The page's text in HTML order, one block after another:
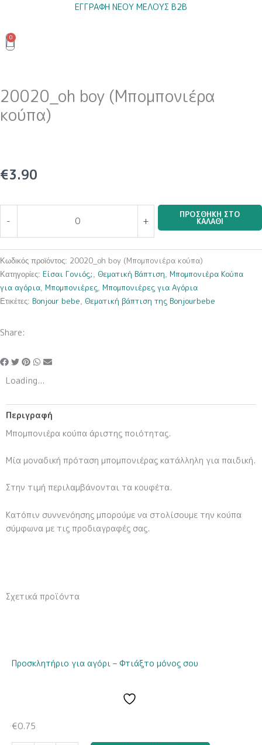
περιεχόμενο
ΕΓΓΡΑΦΗ ΝΕΟΥ ΜΕΛΟΥΣ B2B
0
Cart
20020_oh boy (Μπομπονιέρα
κούπα)
€3.90
-
boy
(Μπομπονιέρα
κούπα)
ποσότητα
+
ΠΡΟΣΘΉΚΗ ΣΤΟ
ΚΑΛΆΘΙ
Κωδικός προϊόντος: 20020_oh boy (Μπομπονιέρα κούπα)
Κατηγορίες: Είσαι Γονιός; Θεματική Βάπτιση Μπομπονιέρα Κούπα
για αγόρια Μπομπονιέρες Μπομπονιέρες για Αγόρια
Ετικέτες: Bonjour bebe Θεματική βάπτιση της Bonjourbebe
Share:
Loading...
Περιγραφή
Μπομπονιέρα κούπα άριστης ποιότητας.
Μία μοναδική πρόταση μπομπονιέρας κατάλληλη για παιδική.
Στην τιμή περιλαμβάνονται τα κουφέτα.
Κατόπιν συννενόησης μπορούμε να στολίσουμε την κούπα
σύμφωνα με τις προδιαγραφές σας.
Σχετικά προϊόντα
Προσκλητήριο για αγόρι – Φτιάξτο μόνος σου
€0.75